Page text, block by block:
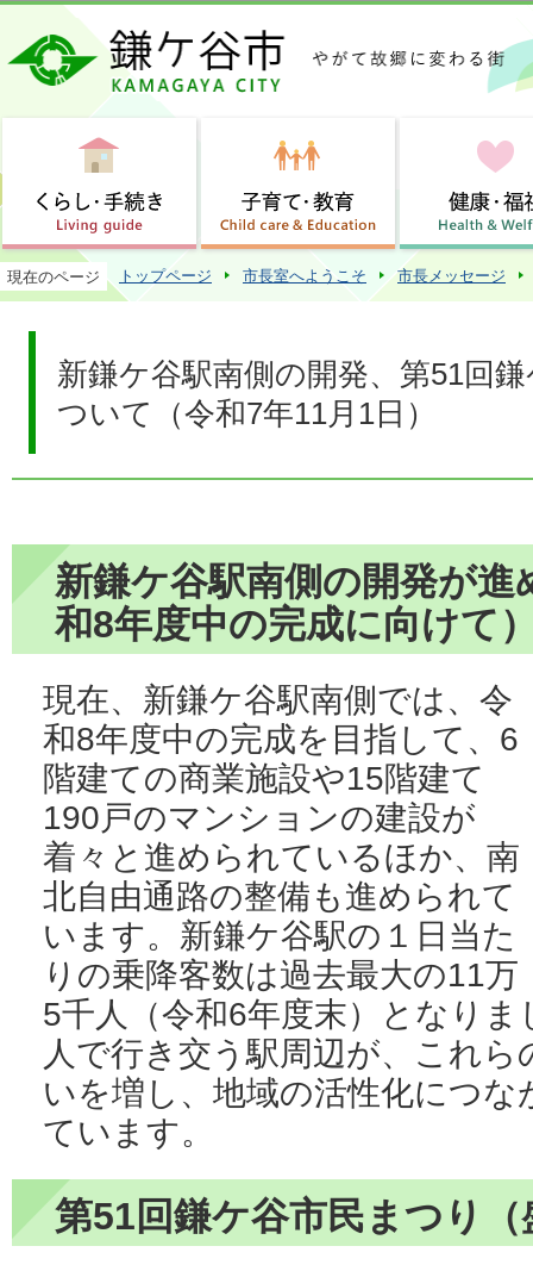
この
現在のページ トップページ 市長室へようこそ 市長メッセージ
新鎌ケ谷駅南側の開発、第51回
ついて（令和7年11月1日）
新鎌ケ谷駅南側の開発が
和8年度中の完成に向けて
現在、新鎌ケ谷駅南側では、令
和8年度中の完成を目指して、6
階建ての商業施設や15階建て
190戸のマンションの建設が
着々と進められているほか、南
北自由通路の整備も進められて
います。新鎌ケ谷駅の１日当た
りの乗降客数は過去最大の11万
5千人（令和6年度末）となり
人で行き交う駅周辺が、これ
いを増し、地域の活性化につ
ています。
第51回鎌ケ谷市民まつり